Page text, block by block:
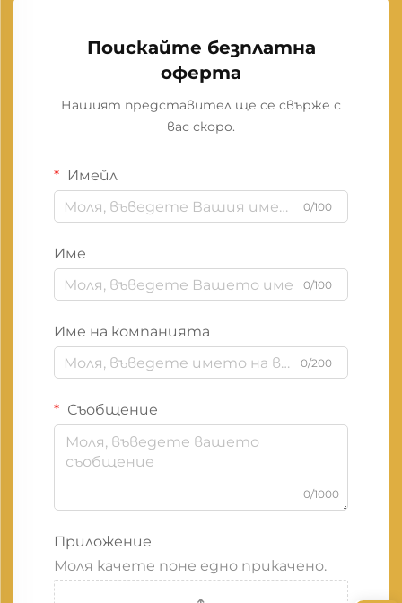
Поискайте безплатна
оферта
Нашият представител ще се свърже с
вас скоро.
Имейл
0/100
Име
0/100
Име на компанията
0/200
Съобщение
0/1000
Приложение
Моля качете поне едно прикачено.